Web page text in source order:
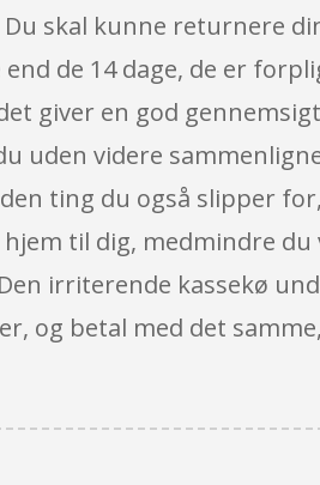
skal kunne returnere
de 14 dage, de er
giver en god
uden videre
ting du også slipper
til dig, medmindre
irriterende kassekø
og betal med det